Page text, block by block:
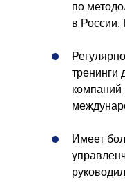
по
в России,
тренинги
компаний
Имеет